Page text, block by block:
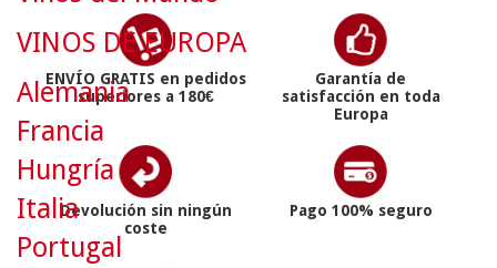
ENVÍO GRATIS en pedidos
superiores a 180€
Garantía de
satisfacción en toda
Europa
Devolución sin ningún
coste
Pago 100% seguro
VINOS DE EUROPA
Alemania
Francia
Hungría
Italia
Portugal